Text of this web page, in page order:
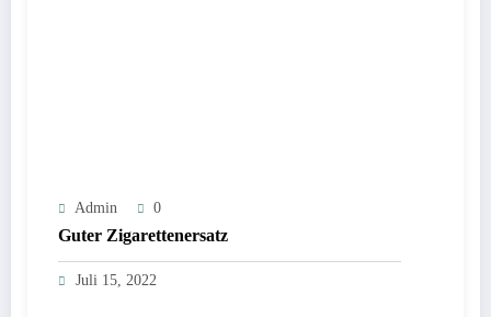
Admin 0
Guter Zigarettenersatz
Juli 15, 2022